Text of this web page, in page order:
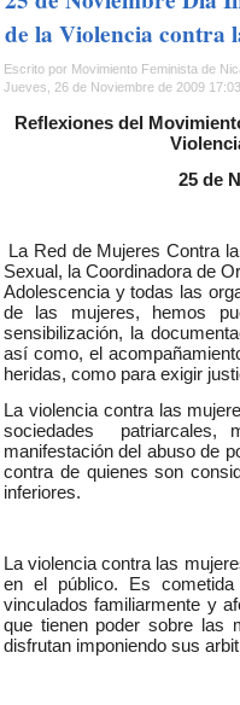
de la Violencia contra
Escrito por Movimiento Feminista de
Jueves, 26 de Noviembre de 2009 17:03
Reflexiones del
25 de
La Red de Mujeres Contra
Sexual, la Coordinadora de
Adolescencia y todas las
de las mujeres, hemos
sensibilización, la
así como, el
heridas, como para exigir
La violencia contra las
sociedades
patriarcales,
manifestación del abuso de
contra de quienes son
inferiores.
La violencia contra las
en el público. Es cometida
vinculados familiarmente y
que tienen poder sobre las
disfrutan imponiendo sus